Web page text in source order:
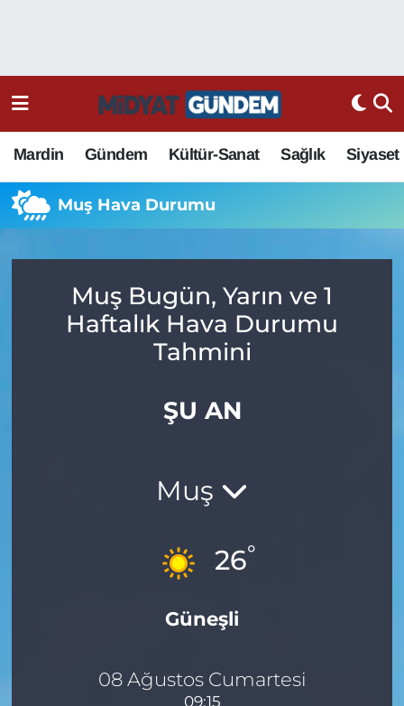
Mardin Gündem Kültür-Sanat Sağlık Siyaset
Muş Hava Durumu
Muş Bugün, Yarın ve 1
Haftalık Hava Durumu
Tahmini
ŞU AN
Muş
26°
Güneşli
08 Ağustos Cumartesi
09:15